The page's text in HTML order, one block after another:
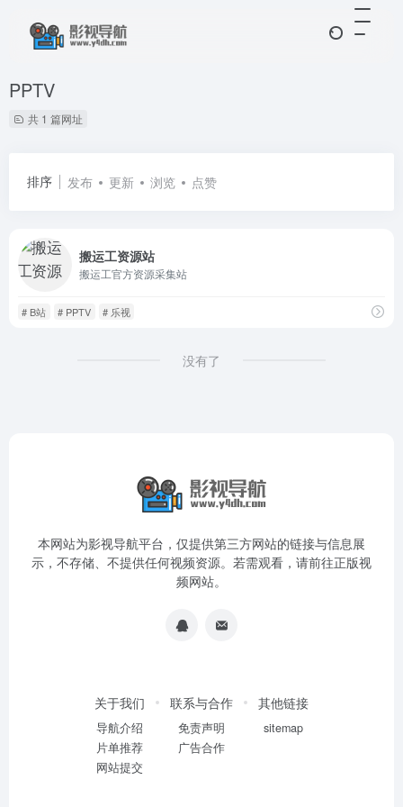
PPTV
共 1 篇网址
排序 发布 更新 浏览 点赞
搬运工资源站
搬运工官方资源采集站
# B站 # PPTV # 乐视
没有了
本网站为影视导航平台，仅提供第三方网站的链接与信息展
示，不存储、不提供任何视频资源。若需观看，请前往正版视
频网站。
关于我们
导航介绍
片单推荐
网站提交
联系与合作
免责声明
广告合作
其他链接
sitemap